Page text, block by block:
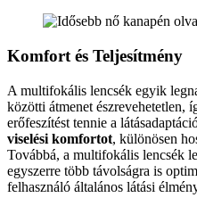
Komfort és Teljesítmény
A multifokális lencsék egyik
közötti átmenet észrevehetetlen,
erőfeszítést tennie a
viselési komfortot, különösen
Továbbá, a multifokális lencsék
egyszerre több távolságra is
felhasználó általános látási